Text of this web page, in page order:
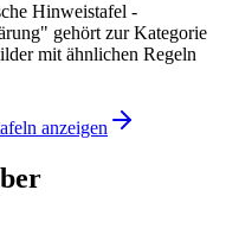
Hinweistafel -
gehört zur Kategorie
mit ähnlichen Regeln
anzeigen